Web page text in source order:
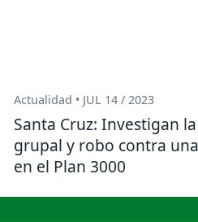
Actualidad • JUL 14 / 2023
Santa Cruz: Investigan
grupal y robo contra
en el Plan 3000